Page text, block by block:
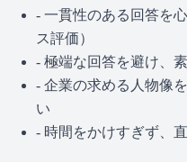
- 一貫性のある回答を
ス評価）
- 極端な回答を避け、
- 企業の求める人物像
い
- 時間をかけすぎず、